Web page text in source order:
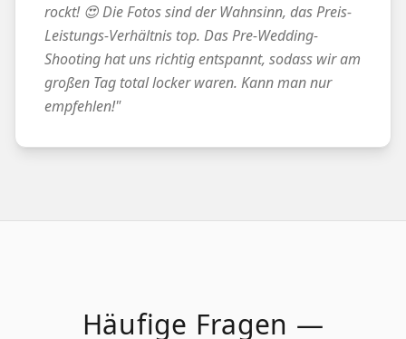
rockt! 😍 Die Fotos sind der Wahnsinn, das Preis-
Leistungs-Verhältnis top. Das Pre-Wedding-
Shooting hat uns richtig entspannt, sodass wir am
großen Tag total locker waren. Kann man nur
empfehlen!"
Häufige Fragen —